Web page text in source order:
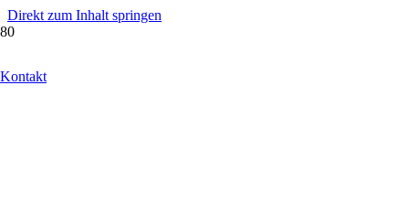
Direkt zum Inhalt springen
Kontakt